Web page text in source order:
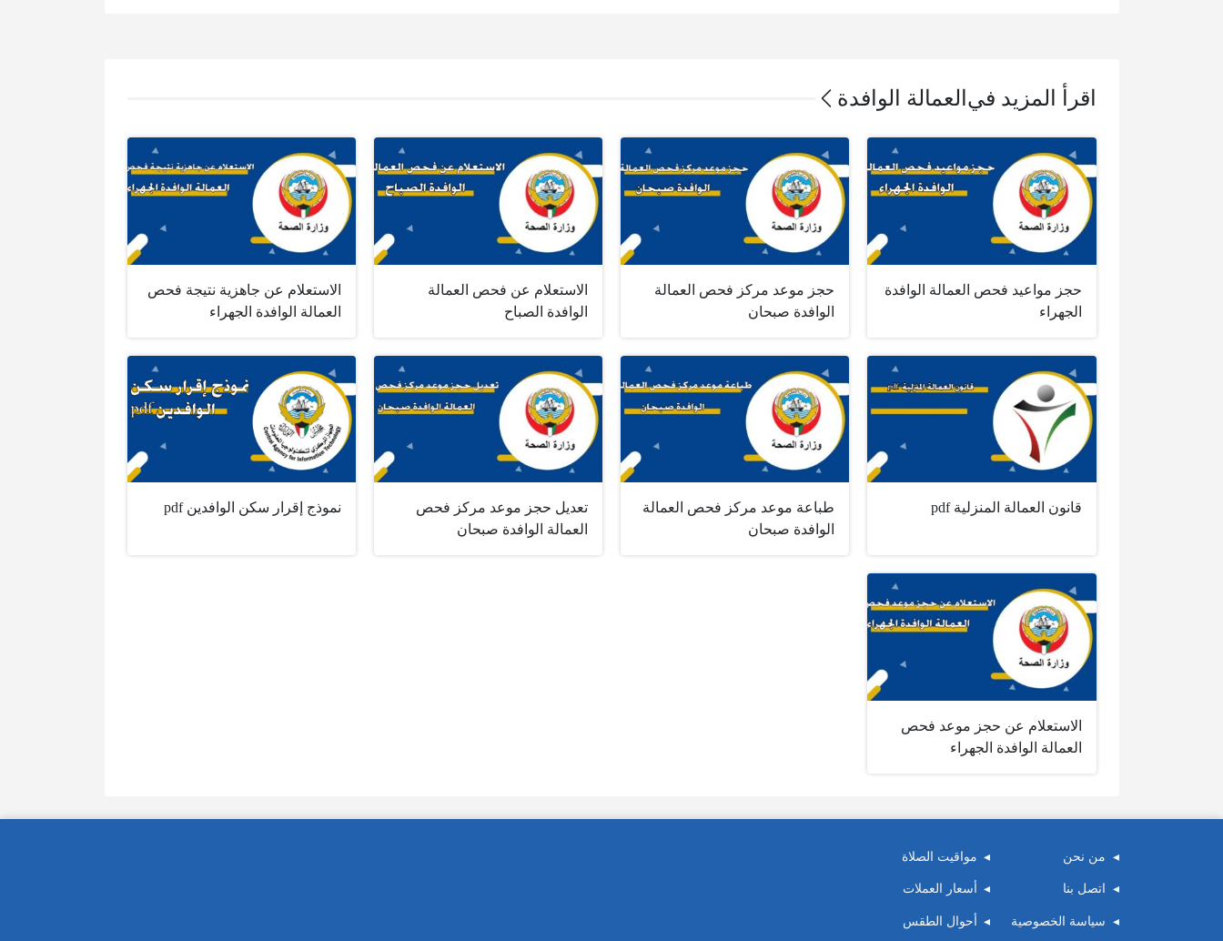
اقرأ المزيد في العمالة الوافدة
حجز مواعيد فحص العمالة الوافدة
الجهراء
حجز موعد مركز فحص العمالة
الوافدة صبحان
الاستعلام عن فحص العمالة
الوافدة الصباح
الاستعلام عن جاهزية نتيجة فحص
العمالة الوافدة الجهراء
قانون العمالة المنزلية pdf
طباعة موعد مركز فحص العمالة
الوافدة صبحان
تعديل حجز موعد مركز فحص
العمالة الوافدة صبحان
نموذج إقرار سكن الوافدين pdf
الاستعلام عن حجز موعد فحص
العمالة الوافدة الجهراء
من نحن
اتصل بنا
سياسة الخصوصية
مواقيت الصلاة
أسعار العملات
أحوال الطقس